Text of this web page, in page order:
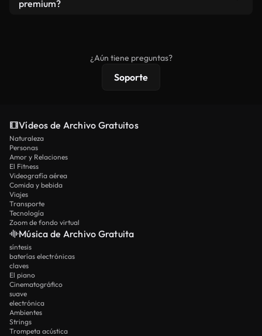
premium?
protecciones de licencia extendidas.
¿Aún tiene preguntas?
Soporte
Vídeos de Archivo Gratuitos
Naturaleza
Personas
Amor y Relaciones
El Fitness
Videografía aérea
Comida y bebida
Viajes
Transporte
Tecnología
Zoom de fondo virtual
Música de Archivo Gratuita
síntesis
baterías electrónicas
claves
El piano
Cinematográfico
suave
electrónica
Ambientes
Strings
Trompeta acústica